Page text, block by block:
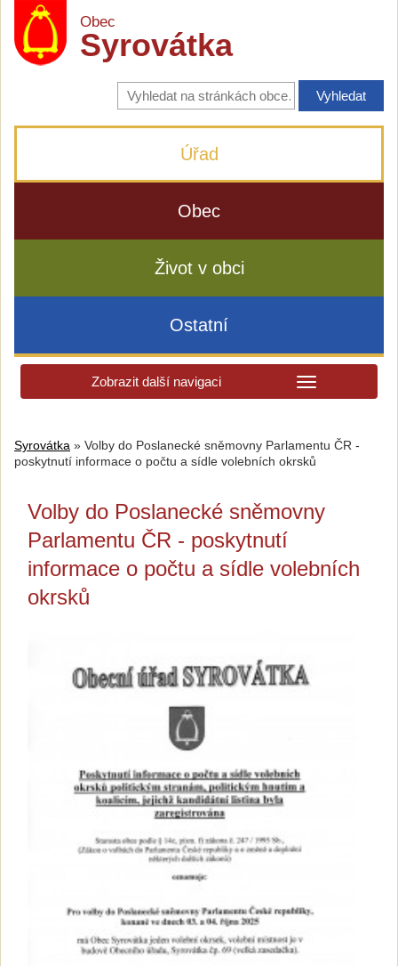
Obec
Syrovátka
Vyhledávání
na
stránkách
Úřad
Obec
Život v obci
Ostatní
Zobrazit další navigaci
Syrovátka » Volby do Poslanecké sněmovny Parlamentu ČR -
poskytnutí informace o počtu a sídle volebních okrsků
Volby do Poslanecké sněmovny
Parlamentu ČR - poskytnutí
informace o počtu a sídle volebních
okrsků